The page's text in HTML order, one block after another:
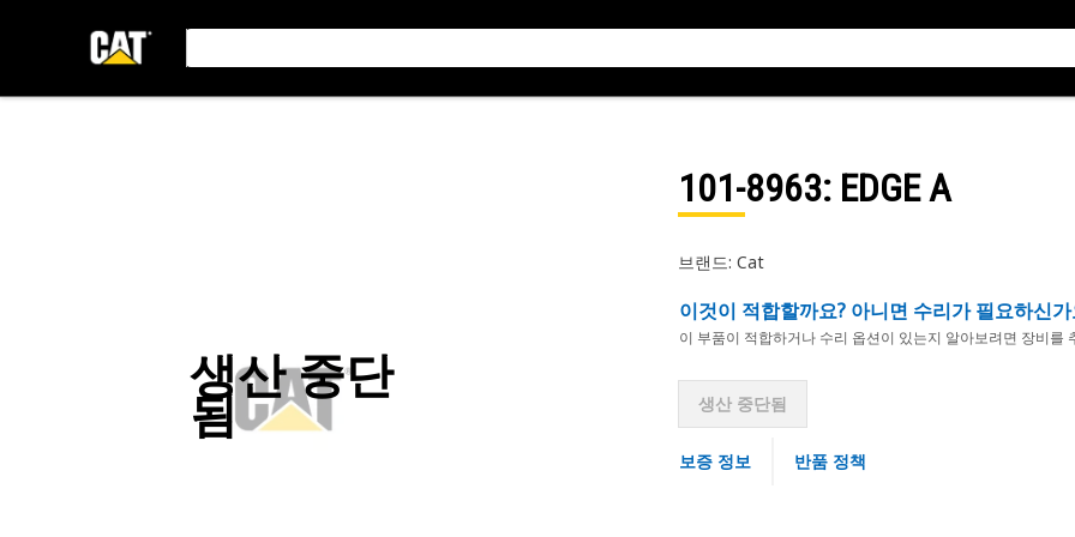
생산 중단
됨
101-8963: EDGE A
브랜드: Cat
이것이 적합할까요? 아니면 수리가 필요하신가
이 부품이 적합하거나 수리 옵션이 있는지 알아보려면 장비를
생산 중단됨
보증 정보 반품 정책